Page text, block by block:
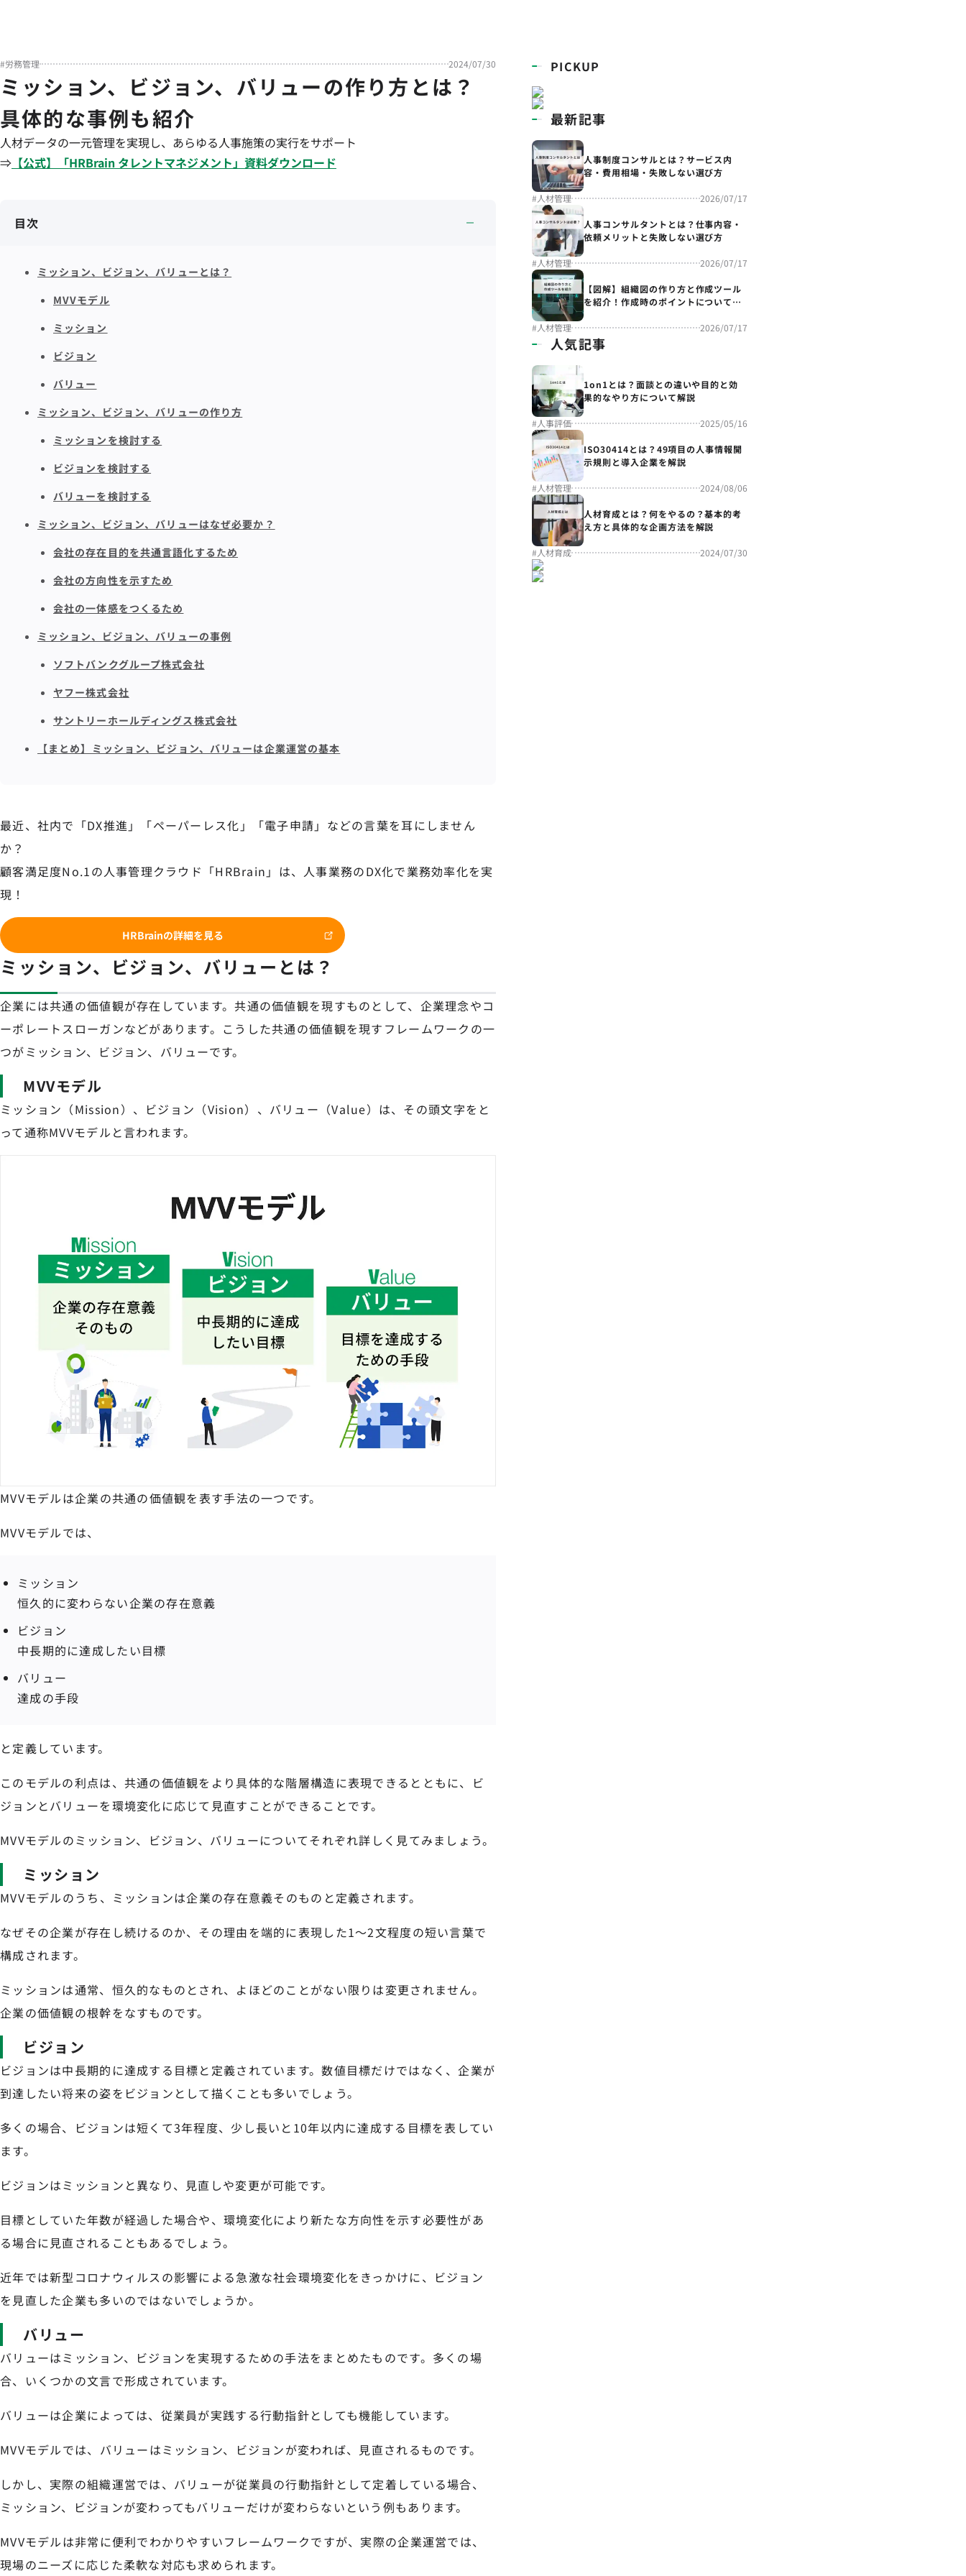
#労務管理 2024/07/30
ミッション、ビジョン、バリューの作り方とは？
具体的な事例も紹介
人材データの一元管理を実現し、あらゆる人事施策の実行をサポート
⇒ 【公式】「HRBrain タレントマネジメント」資料ダウンロード
目次
ミッション、ビジョン、バリューとは？
MVVモデル
ミッション
ビジョン
バリュー
ミッション、ビジョン、バリューの作り方
ミッションを検討する
ビジョンを検討する
バリューを検討する
ミッション、ビジョン、バリューはなぜ必要か？
会社の存在目的を共通言語化するため
会社の方向性を示すため
会社の一体感をつくるため
ミッション、ビジョン、バリューの事例
ソフトバンクグループ株式会社
ヤフー株式会社
サントリーホールディングス株式会社
【まとめ】ミッション、ビジョン、バリューは企業運営の基本
最近、社内で「DX推進」「ペーパーレス化」「電子申請」などの言葉を耳にしません
か？
顧客満足度No.1の人事管理クラウド「HRBrain」は、人事業務のDX化で業務効率化を実
現！
HRBrainの詳細を見る
ミッション、ビジョン、バリューとは？
企業には共通の価値観が存在しています。共通の価値観を現すものとして、企業理念やコ
ーポレートスローガンなどがあります。こうした共通の価値観を現すフレームワークの一
つがミッション、ビジョン、バリューです。
MVVモデル
ミッション（Mission）、ビジョン（Vision）、バリュー（Value）は、その頭文字をと
って通称MVVモデルと言われます。
MVVモデルは企業の共通の価値観を表す手法の一つです。
MVVモデルでは、
ミッション
恒久的に変わらない企業の存在意義
ビジョン
中長期的に達成したい目標
バリュー
達成の手段
と定義しています。
このモデルの利点は、共通の価値観をより具体的な階層構造に表現できるとともに、ビ
ジョンとバリューを環境変化に応じて見直すことができることです。
MVVモデルのミッション、ビジョン、バリューについてそれぞれ詳しく見てみましょう。
ミッション
MVVモデルのうち、ミッションは企業の存在意義そのものと定義されます。
なぜその企業が存在し続けるのか、その理由を端的に表現した1〜2文程度の短い言葉で
構成されます。
ミッションは通常、恒久的なものとされ、よほどのことがない限りは変更されません。
企業の価値観の根幹をなすものです。
ビジョン
ビジョンは中長期的に達成する目標と定義されています。数値目標だけではなく、企業が
到達したい将来の姿をビジョンとして描くことも多いでしょう。
多くの場合、ビジョンは短くて3年程度、少し長いと10年以内に達成する目標を表してい
ます。
ビジョンはミッションと異なり、見直しや変更が可能です。
目標としていた年数が経過した場合や、環境変化により新たな方向性を示す必要性があ
る場合に見直されることもあるでしょう。
近年では新型コロナウィルスの影響による急激な社会環境変化をきっかけに、ビジョン
を見直した企業も多いのではないでしょうか。
バリュー
バリューはミッション、ビジョンを実現するための手法をまとめたものです。多くの場
合、いくつかの文言で形成されています。
バリューは企業によっては、従業員が実践する行動指針としても機能しています。
MVVモデルでは、バリューはミッション、ビジョンが変われば、見直されるものです。
しかし、実際の組織運営では、バリューが従業員の行動指針として定着している場合、
ミッション、ビジョンが変わってもバリューだけが変わらないという例もあります。
MVVモデルは非常に便利でわかりやすいフレームワークですが、実際の企業運営では、
現場のニーズに応じた柔軟な対応も求められます。
PICKUP
最新記事
人事制度コンサルとは？サービス内
容・費用相場・失敗しない選び方
#人材管理 2026/07/17
人事コンサルタントとは？仕事内容・
依頼メリットと失敗しない選び方
#人材管理 2026/07/17
【図解】組織図の作り方と作成ツール
を紹介！作成時のポイントについても
#人材管理 2026/07/17
人気記事
1on1とは？面談との違いや目的と効
果的なやり方について解説
#人事評価 2025/05/16
ISO30414とは？49項目の人事情報開
示規則と導入企業を解説
#人材管理 2024/08/06
人材育成とは？何をやるの？基本的考
え方と具体的な企画方法を解説
#人材育成 2024/07/30